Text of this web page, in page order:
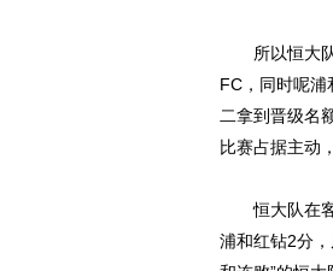
所以恒大队
FC，同时呢
二拿到晋级名
比赛占据主动
恒大队在客
浦和红钻2分